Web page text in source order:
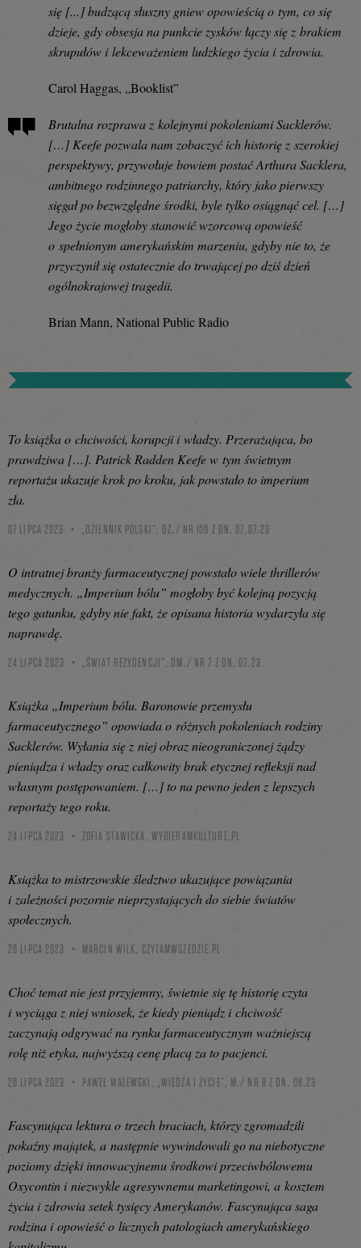
się [...] budzącą słuszny gniew opowieścią o tym, co się
dzieje, gdy obsesja na punkcie zysków łączy się z brakiem
skrupułów i lekceważeniem ludzkiego życia i zdrowia.
Carol Haggas, „Booklist”
Brutalna rozprawa z kolejnymi pokoleniami Sacklerów.
[…] Keefe pozwala nam zobaczyć ich historię z szerokiej
perspektywy, przywołuje bowiem postać Arthura Sacklera,
ambitnego rodzinnego patriarchy, który jako pierwszy
sięgał po bezwzględne środki, byle tylko osiągnąć cel. […]
Jego życie mogłoby stanowić wzorcową opowieść
o spełnionym amerykańskim marzeniu, gdyby nie to, że
przyczynił się ostatecznie do trwającej po dziś dzień
ogólnokrajowej tragedii.
Brian Mann, National Public Radio
To książka o chciwości, korupcji i władzy. Przerażająca, bo
prawdziwa […]. Patrick Radden Keefe w tym świetnym
reportażu ukazuje krok po kroku, jak powstało to imperium
zła.
07 LIPCA 2023 „DZIENNIK POLSKI”, DZ./ NR 156 Z DN. 07.07.23
O intratnej branży farmaceutycznej powstało wiele thrillerów
medycznych. „Imperium bólu” mogłoby być kolejną pozycją
tego gatunku, gdyby nie fakt, że opisana historia wydarzyła się
naprawdę.
24 LIPCA 2023 „ŚWIAT REZYDENCJI”, DM./ NR 7 Z DN. 07.23
Książka „Imperium bólu. Baronowie przemysłu
farmaceutycznego” opowiada o różnych pokoleniach rodziny
Sacklerów. Wyłania się z niej obraz nieograniczonej żądzy
pieniądza i władzy oraz całkowity brak etycznej refleksji nad
własnym postępowaniem. […] to na pewno jeden z lepszych
reportaży tego roku.
24 LIPCA 2023 ZOFIA STAWICKA, WYBIERAMKULTURE.PL
Książka to mistrzowskie śledztwo ukazujące powiązania
i zależności pozornie nieprzystających do siebie światów
społecznych.
26 LIPCA 2023 MARCIN WILK, CZYTAMWSZEDZIE.PL
Choć temat nie jest przyjemny, świetnie się tę historię czyta
i wyciąga z niej wniosek, że kiedy pieniądz i chciwość
zaczynają odgrywać na rynku farmaceutycznym ważniejszą
rolę niż etyka, najwyższą cenę płacą za to pacjenci.
26 LIPCA 2023 PAWEŁ WALEWSKI, „WIEDZA I ŻYCIE”, M./ NR 8 Z DN. 08.23
Fascynująca lektura o trzech braciach, którzy zgromadzili
pokaźny majątek, a następnie wywindowali go na niebotyczne
poziomy dzięki innowacyjnemu środkowi przeciwbólowemu
Oxycontin i niezwykle agresywnemu marketingowi, a kosztem
życia i zdrowia setek tysięcy Amerykanów. Fascynująca saga
rodzina i opowieść o licznych patologiach amerykańskiego